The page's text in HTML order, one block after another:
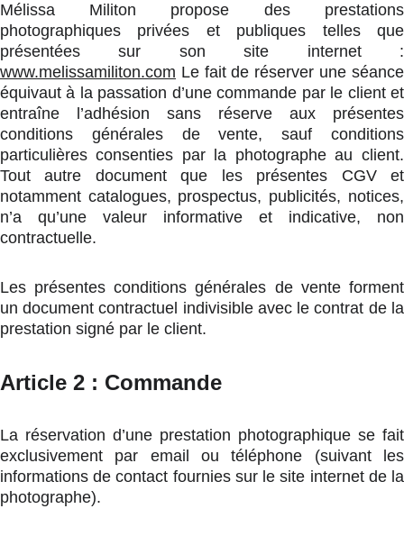
Mélissa Militon propose des prestations
photographiques privées et publiques telles que
présentées sur son site internet :
www.melissamiliton.com Le fait de réserver une séance
équivaut à la passation d’une commande par le client et
entraîne l’adhésion sans réserve aux présentes
conditions générales de vente, sauf conditions
particulières consenties par la photographe au client.
Tout autre document que les présentes CGV et
notamment catalogues, prospectus, publicités, notices,
n’a qu’une valeur informative et indicative, non
contractuelle.
Les présentes conditions générales de vente forment
un document contractuel indivisible avec le contrat de la
prestation signé par le client.
Article 2 : Commande
La réservation d’une prestation photographique se fait
exclusivement par email ou téléphone (suivant les
informations de contact fournies sur le site internet de la
photographe).